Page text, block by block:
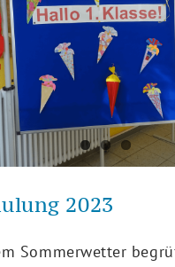
2023
Sommerwetter